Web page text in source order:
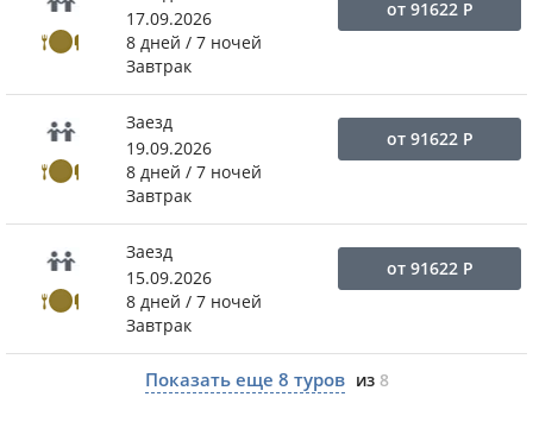
17.09.2026
8 дней / 7 ночей
Завтрак
от 91622Р
Заезд
19.09.2026
8 дней / 7 ночей
Завтрак
от 91622Р
Заезд
15.09.2026
8 дней / 7 ночей
Завтрак
от 91622Р
Показать еще 8 туров из 8